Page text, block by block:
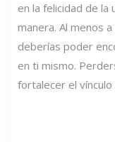
en la felicidad de la
manera. Al menos
deberías poder
en ti mismo.
fortalecer el vínculo